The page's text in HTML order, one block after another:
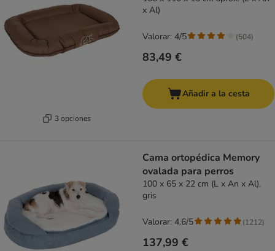
3 opciones
x Al)
83,49 €
Valorar: 4/5 (504)
Añadir a la cesta
Cama ortopédica Memory
ovalada para perros
100 x 65 x 22 cm (L x An x Al),
gris
137,99 €
Valorar: 4.6/5 (1212)